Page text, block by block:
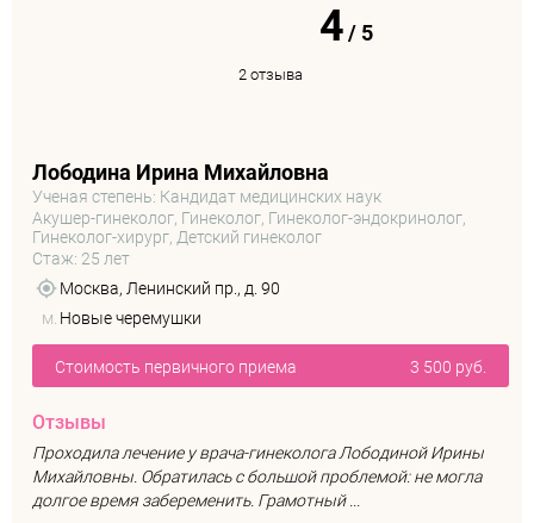
4/5
2 отзыва
Лободина Ирина Михайловна
Ученая степень: Кандидат медицинских наук
Акушер-гинеколог, Гинеколог, Гинеколог-эндокринолог,
Гинеколог-хирург, Детский гинеколог
Стаж: 25 лет
Москва, Ленинский пр., д. 90
м. Новые черемушки
Стоимость первичного приема 3 500 руб.
Отзывы
Проходила лечение у врача-гинеколога Лободиной Ирины
Михайловны. Обратилась с большой проблемой: не могла
долгое время забеременить. Грамотный ...